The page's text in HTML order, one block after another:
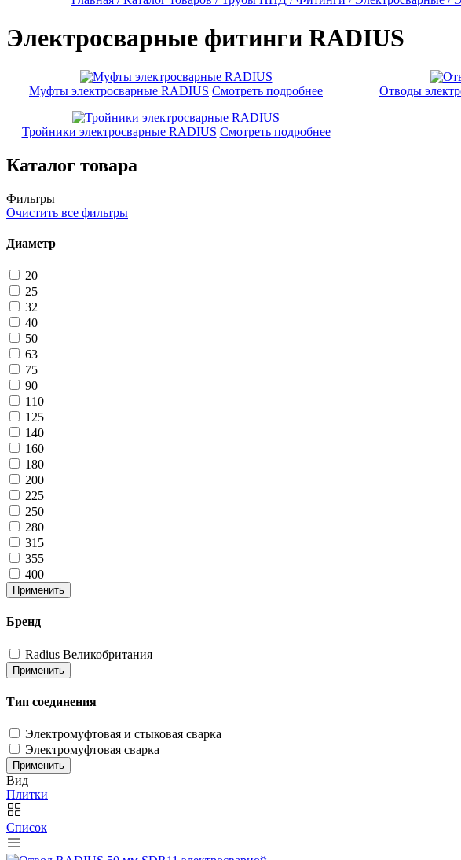
Электросварные фитинги RADIUS
Муфты электросварные RADIUS Смотреть подробнее Отводы
Тройники электросварные RADIUS Смотреть подробнее
Каталог товара
Фильтры
Очистить все фильтры
Диаметр
20
25
32
40
50
63
75
90
110
125
140
160
180
200
225
250
280
315
355
400
Применить
Бренд
Radius Великобритания
Применить
Тип соединения
Электромуфтовая и стыковая сварка
Электромуфтовая сварка
Применить
Вид
Плитки
Список